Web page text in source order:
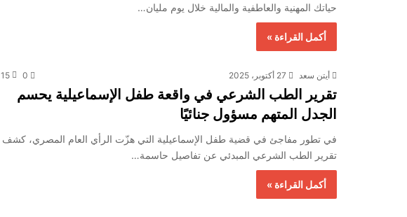
حياتك المهنية والعاطفية والمالية خلال يوم مليان…
أكمل القراءة »
أيتن سعد 27 أكتوبر، 2025 0
15
تقرير الطب الشرعي في واقعة طفل الإسماعيلية يحسم
الجدل المتهم مسؤول جنائيًا
في تطور مفاجئ في قضية طفل الإسماعيلية التي هزّت الرأي العام المصري، كشف
تقرير الطب الشرعي المبدئي عن تفاصيل حاسمة…
أكمل القراءة »